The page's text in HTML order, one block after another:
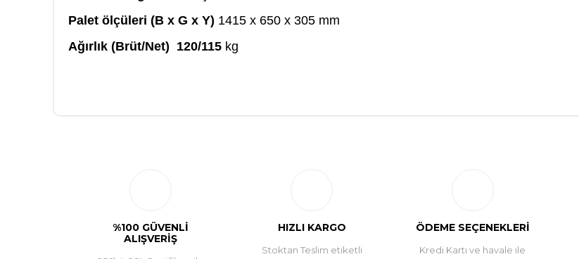
Palet ölçüleri (B x G x Y) 1415 x 650 x 305 mm
Ağırlık (Brüt/Net) 120/115 kg
%100 GÜVENLİ
ALIŞVERİŞ
HIZLI KARGO
Stoktan Teslim etiketli
ÖDEME SEÇENEKLERİ
Kredi Kartı ve havale ile